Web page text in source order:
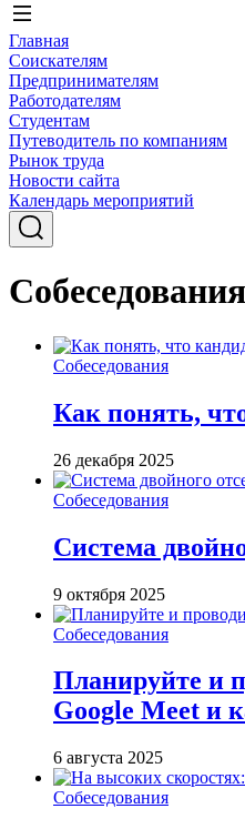
Главная
Соискателям
Предпринимателям
Работодателям
Студентам
Путеводитель по компаниям
Рынок труда
Новости сайта
Календарь мероприятий
Собеседования
Собеседования
Как понять,
26 декабря 2025
Собеседования
Система
9 октября 2025
Собеседования
Планируйте и
Google Meet и
6 августа 2025
Собеседования